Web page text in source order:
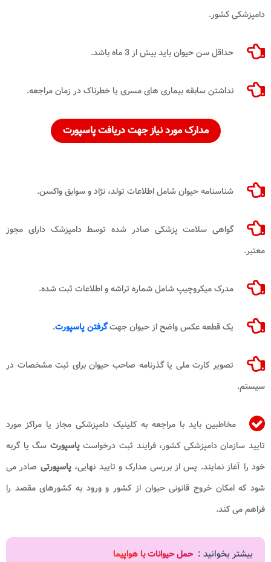
دامپزشکی کشور.
حداقل سن حیوان باید بیش از 3 ماه باشد.
نداشتن سابقه بیماری های مسری یا خطرناک در زمان مراجعه.
مدارک مورد نیاز جهت دریافت پاسپورت
شناسنامه حیوان شامل اطلاعات تولد، نژاد و سوابق واکسن.
گواهی سلامت پزشکی صادر شده توسط دامپزشک دارای مجوز
معتبر.
مدرک میکروچیپ شامل شماره تراشه و اطلاعات ثبت شده.
یک قطعه عکس واضح از حیوان جهتگرفتن پاسپورت.
تصویر کارت ملی یا گذرنامه صاحب حیوان برای ثبت مشخصات در
سیستم.
مخاطبین باید با مراجعه به کلینیک دامپزشکی مجاز یا مراکز مورد
تایید سازمان دامپزشکی کشور، فرایند ثبت درخواستپاسپورت سگ یا گربه
خود را آغاز نمایند. پس از بررسی مدارک و تایید نهایی،پاسپورتی صادر می
شود که امکان خروج قانونی حیوان از کشور و ورود به کشورهای مقصد را
فراهم می کند.
بیشتر بخوانید : حمل حیوانات با هواپیما